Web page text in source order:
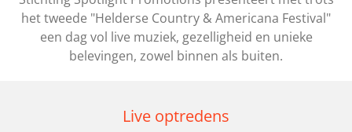
het tweede "Helderse Country & Americana Festival"
een dag vol live muziek, gezelligheid en unieke
belevingen, zowel binnen als buiten.
Live optredens